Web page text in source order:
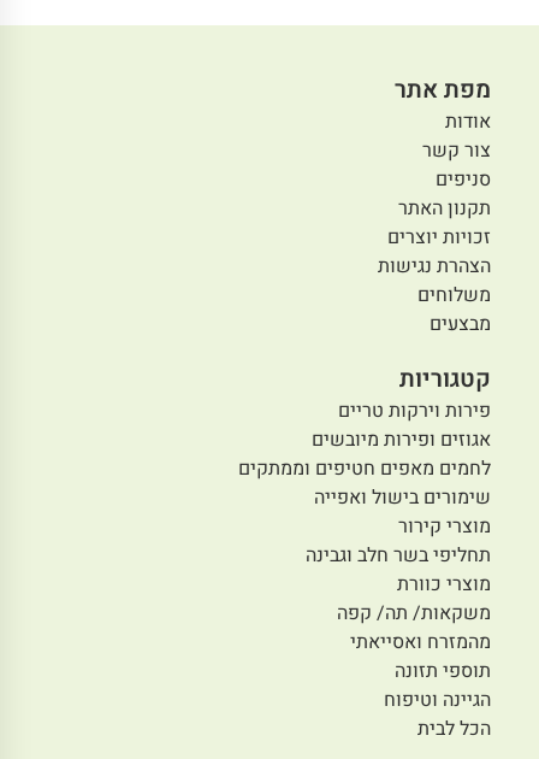
מפת אתר
אודות
צור קשר
סניפים
תקנון האתר
זכויות יוצרים
הצהרת נגישות
משלוחים
מבצעים
קטגוריות
פירות וירקות טריים
אגוזים ופירות מיובשים
לחמים מאפים חטיפים וממתקים
שימורים בישול ואפייה
מוצרי קירור
תחליפי בשר חלב וגבינה
מוצרי כוורת
משקאות/ תה/ קפה
מהמזרח ואסייאתי
תוספי תזונה
הגיינה וטיפוח
הכל לבית